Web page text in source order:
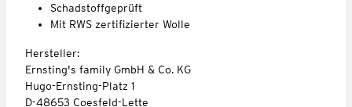
Schadstoffgeprüft
Mit RWS zertifizierter Wolle
Hersteller:
Ernsting's family GmbH & Co. KG
Hugo-Ernsting-Platz 1
D-48653 Coesfeld-Lette